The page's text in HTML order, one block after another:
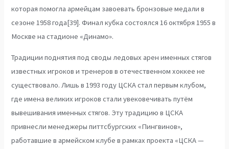
которая помогла армейцам завоевать бронзовые медали в
сезоне 1958 года[39]. Финал кубка состоялся 16 октября 1955 в
Москве на стадионе «Динамо».
Традиции поднятия под своды ледовых арен именных стягов
известных игроков и тренеров в отечественном хоккее не
существовало. Лишь в 1993 году ЦСКА стал первым клубом,
где имена великих игроков стали увековечивать путём
вывешивания именных стягов. Эту традицию в ЦСКА
привнесли менеджеры питтсбургских «Пингвинов»,
работавшие в армейском клубе в рамках проекта «ЦСКА —